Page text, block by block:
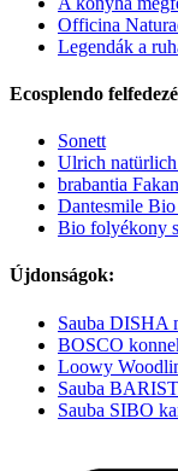
Officina
Legendák a
Ecosplendo
Sonett
Ulrich
brabantia
Dantesmile Bio
Bio folyékony
Újdonságok:
Sauba DISHA
BOSCO
Loowy
Sauba
Sauba SIBO